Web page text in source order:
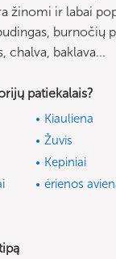
žinomi ir labai
burnočių
chalva, baklava...
patiekalais?
Kiauliena
Žuvis
Kepiniai
ėrienos